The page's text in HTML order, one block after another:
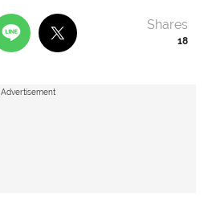
18
Shares
Advertisement